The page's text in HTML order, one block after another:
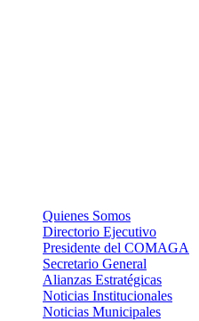
Quienes Somos
Directorio Ejecutivo
Presidente del COMAGA
Secretario General
Alianzas Estratégicas
Noticias Institucionales
Noticias Municipales